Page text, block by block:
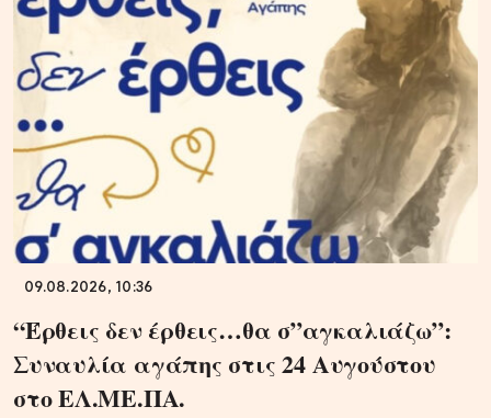
09.08.2026, 10:36
“Έρθεις δεν έρθεις…θα σ”αγκαλιάζω”:
Συναυλία αγάπης στις 24 Αυγούστου
στο ΕΛ.ΜΕ.ΠΑ.